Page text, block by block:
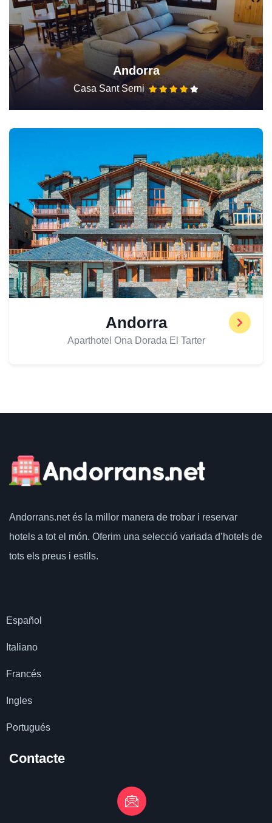
Andorra
Casa Sant Serni
Andorra
Aparthotel Ona Dorada El Tarter
Andorrans.netés la millor manera de trobar i reservar
hotels a tot el món. Oferim una selecció variada d’hotels de
tots els preus i estils.
Español
Italiano
Francés
Ingles
Portugués
Contacte